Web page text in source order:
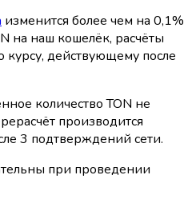
изменится более чем на 0,1%
на наш кошелёк, расчёты
курсу, действующему после
количество TON не
производится
3 подтверждений сети.
при проведении